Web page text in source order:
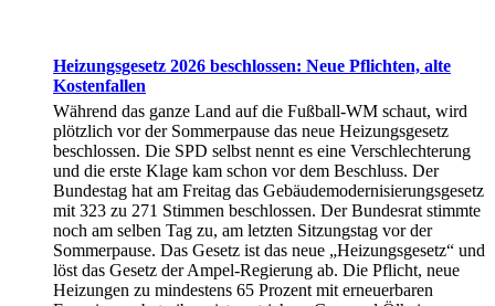
Heizungsgesetz 2026 beschlossen: Neue Pflichten, alte
Kostenfallen
Während das ganze Land auf die Fußball-WM schaut, wird
plötzlich vor der Sommerpause das neue Heizungsgesetz
beschlossen. Die SPD selbst nennt es eine Verschlechterung
und die erste Klage kam schon vor dem Beschluss. Der
Bundestag hat am Freitag das Gebäudemodernisierungsgesetz
mit 323 zu 271 Stimmen beschlossen. Der Bundesrat stimmte
noch am selben Tag zu, am letzten Sitzungstag vor der
Sommerpause. Das Gesetz ist das neue „Heizungsgesetz“ und
löst das Gesetz der Ampel-Regierung ab. Die Pflicht, neue
Heizungen zu mindestens 65 Prozent mit erneuerbaren